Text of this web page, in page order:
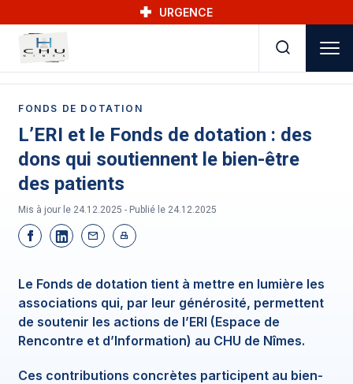
URGENCE
FONDS DE DOTATION
L’ERI et le Fonds de dotation : des
dons qui soutiennent le bien-être
des patients
Mis à jour le 24.12.2025 - Publié le 24.12.2025
Le Fonds de dotation tient à mettre en lumière les
associations qui, par leur générosité, permettent
de soutenir les actions de l’ERI (Espace de
Rencontre et d’Information) au CHU de Nîmes.
Ces contributions concrètes participent au bien-